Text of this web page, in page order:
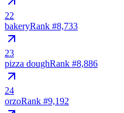
22
bakeryRank #8,733
23
pizza doughRank #8,886
24
orzoRank #9,192